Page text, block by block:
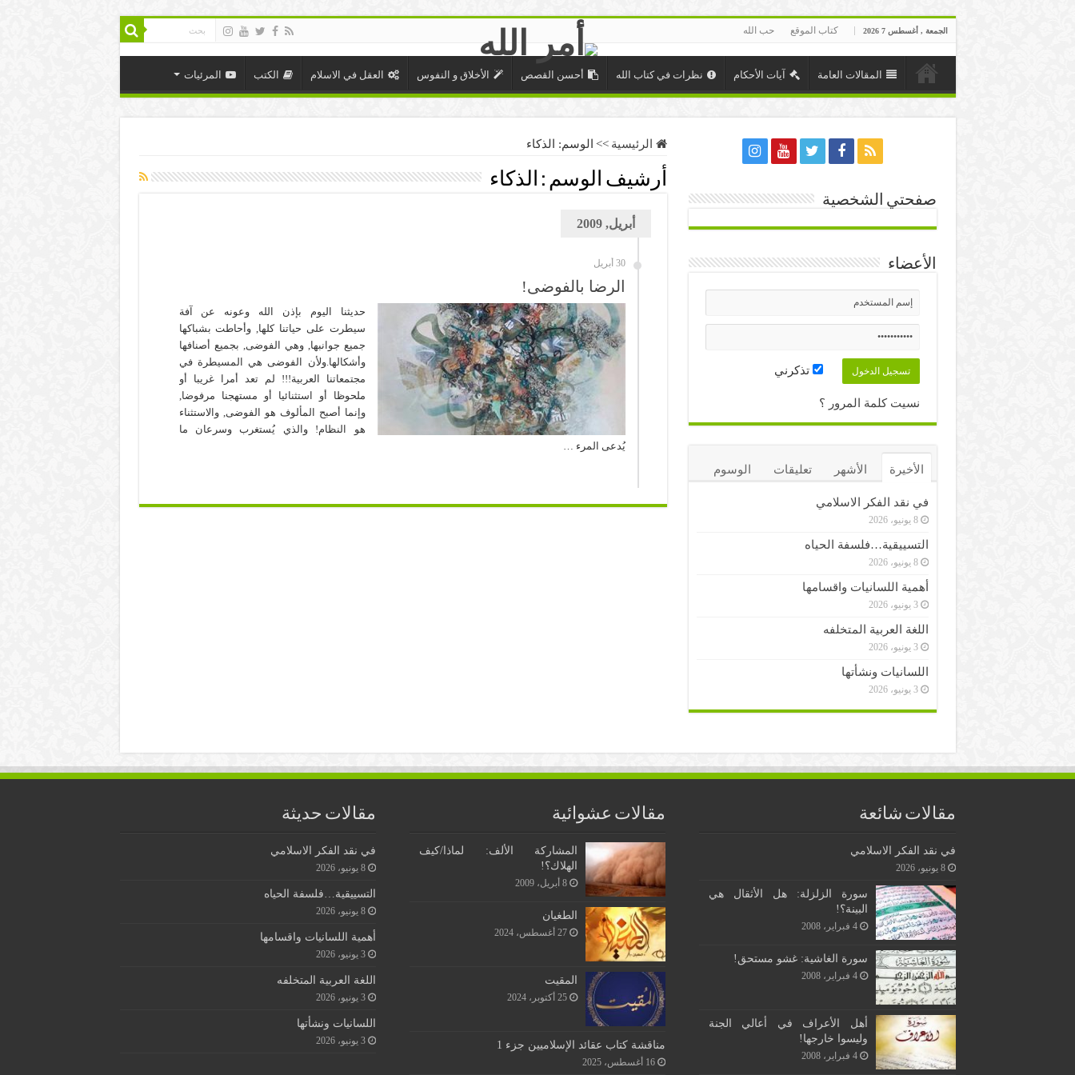
الجمعة , أغسطس 7 2026 كتاب الموقع حب الله
المقالات العامة آيات الأحكام نظرات في كتاب الله أحسن القصص الأخلاق و النفوس العقل في الاسلام الكتب المرئيات
الرئيسية >> الوسم: الذكاء
أرشيف الوسم : الذكاء
أبريل, 2009
30 أبريل
الرضا بالفوضى!
حديثنا اليوم بإذن الله وعونه عن آفة
سيطرت على حياتنا كلها, وأحاطت بشباكها
جميع جوانبها, وهي الفوضى, بجميع أصنافها
وأشكالها.ولأن الفوضى هي المسيطرة في
مجتمعاتنا العربية!!! لم تعد أمرا غريبا أو
ملحوظا أو استثنائيا أو مستهجنا مرفوضا,
وإنما أصبح المألوف هو الفوضى, والاستثناء
هو النظام! والذي يُستغرب وسرعان ما
يُدعى المرء …
صفحتي الشخصية
الأعضاء
تذكرني
نسيت كلمة المرور ؟
الأخيرة الأشهر تعليقات الوسوم
في نقد الفكر الاسلامي
8 يونيو، 2026
التسييقية…فلسفة الحياه
8 يونيو، 2026
أهمية اللسانيات واقسامها
3 يونيو، 2026
اللغة العربية المتخلفه
3 يونيو، 2026
اللسانيات ونشأتها
3 يونيو، 2026
مقالات شائعة
في نقد الفكر الاسلامي
8 يونيو، 2026
سورة الزلزلة: هل الأثقال هي
البينة؟!
4 فبراير، 2008
سورة الغاشية: غشو مستحق!
4 فبراير، 2008
أهل الأعراف في أعالي الجنة
وليسوا خارجها!
4 فبراير، 2008
مقالات عشوائية
المشاركة الألف: لماذا/كيف
الهلاك؟!
8 أبريل، 2009
الطغيان
27 أغسطس، 2024
المقيت
25 أكتوبر، 2024
مناقشة كتاب عقائد الإسلاميين جزء 1
16 أغسطس، 2025
مقالات حديثة
في نقد الفكر الاسلامي
8 يونيو، 2026
التسييقية…فلسفة الحياه
8 يونيو، 2026
أهمية اللسانيات واقسامها
3 يونيو، 2026
اللغة العربية المتخلفه
3 يونيو، 2026
اللسانيات ونشأتها
3 يونيو، 2026